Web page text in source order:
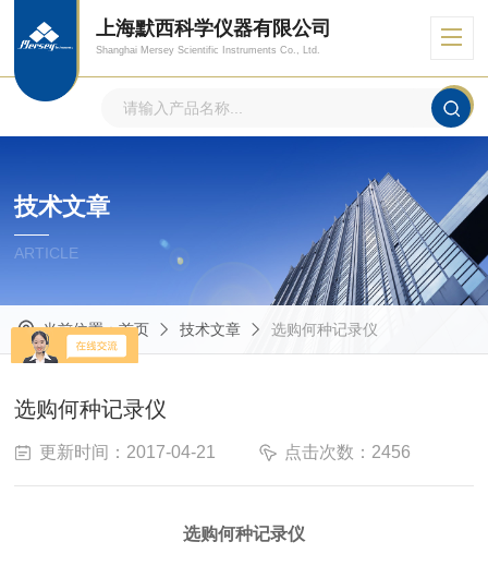
上海默西科学仪器有限公司
Shanghai Mersey Scientific Instruments Co., Ltd.
技术文章
ARTICLE
当前位置：首页 技术文章 选购何种记录仪
选购何种记录仪
更新时间：2017-04-21 点击次数：2456
选购何种记录仪